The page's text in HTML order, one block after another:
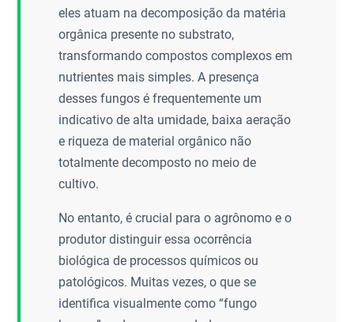
eles atuam na decomposição da matéria
orgânica presente no substrato,
transformando compostos complexos em
nutrientes mais simples. A presença
desses fungos é frequentemente um
indicativo de alta umidade, baixa aeração
e riqueza de material orgânico não
totalmente decomposto no meio de
cultivo.
No entanto, é crucial para o agrônomo e o
produtor distinguir essa ocorrência
biológica de processos químicos ou
patológicos. Muitas vezes, o que se
identifica visualmente como “fungo